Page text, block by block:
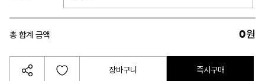
총 합계 금액 0원
장바구니 즉시구매